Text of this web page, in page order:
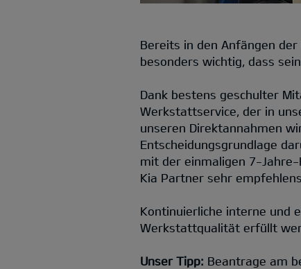
Bereits in den Anfängen
besonders wichtig, dass
Dank bestens geschulter
Werkstattservice, der in
unseren Direktannahmen
Entscheidungsgrundlage
mit der einmaligen 7-
Kia Partner sehr
Kontinuierliche interne und
Werkstattqualität erfüllt
Unser Tipp: Beantrage am